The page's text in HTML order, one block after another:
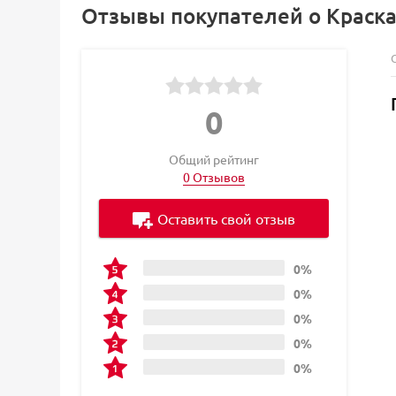
Отзывы покупателей о
0
Общий рейтинг
0 Отзывов
0%
0%
0%
0%
0%
Оставить свой отзыв